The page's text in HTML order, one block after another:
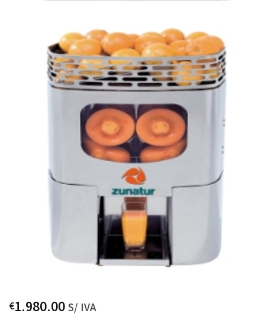
€1.980.00S/ IVA